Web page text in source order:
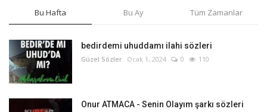
Bu Hafta Bu Ay Tüm Zamanlar
bedirdemi uhuddamı ilahi sözleri
Güzel Sözler Ocak 1, 2024 0 110
Onur ATMACA - Senin Olayım şarkı sözleri